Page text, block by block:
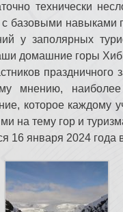
технически
базовыми навыками
у заполярных
домашние горы
мнению,
которое каждому
на тему гор и
16 января 2024